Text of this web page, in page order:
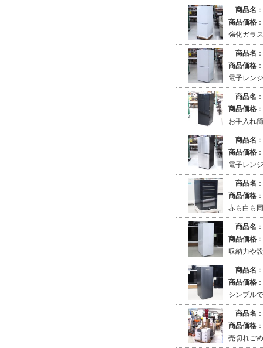
商品名 ：
商品価格 ：
強化ガラ
商品名 ：
商品価格 ：
電子レン
商品名 ：
商品価格 ：
お手入れ
商品名 ：
商品価格 ：
電子レン
商品名 ：
商品価格 ：
赤も白も
商品名 ：
商品価格 ：
収納力や
商品名 ：
商品価格 ：
シンプル
商品名 ：
商品価格 ：
売切れご